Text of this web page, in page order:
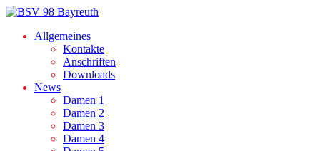
Allgemeines
Kontakte
Anschriften
Downloads
News
Damen 1
Damen 2
Damen 3
Damen 4